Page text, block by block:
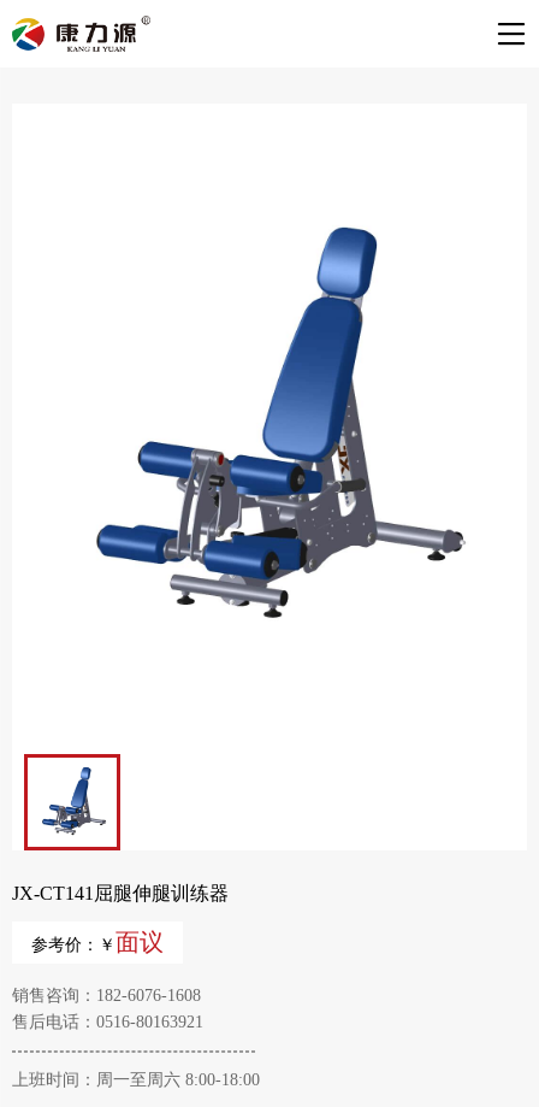
JX-CT141屈腿伸腿训练器
参考价：￥ 面议
销售咨询：182-6076-1608
售后电话：0516-80163921
上班时间：周一至周六 8:00-18:00